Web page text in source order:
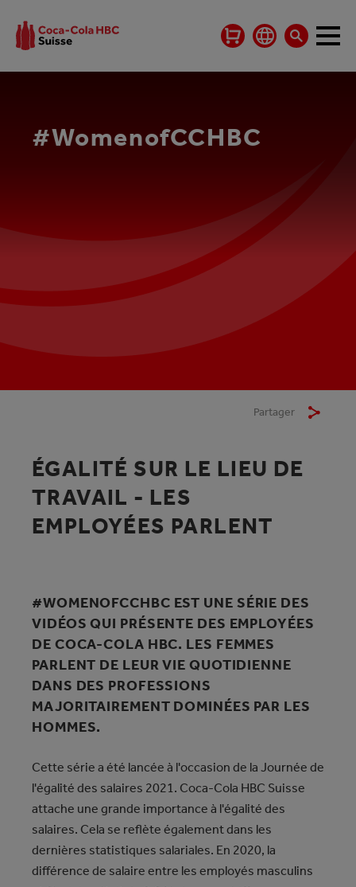
#WomenofCCHBC
Partager
ÉGALITÉ SUR LE LIEU DE
TRAVAIL - LES
EMPLOYÉES PARLENT
#WOMENOFCCHBC EST UNE SÉRIE DES
VIDÉOS QUI PRÉSENTE DES EMPLOYÉES
DE COCA-COLA HBC. LES FEMMES
PARLENT DE LEUR VIE QUOTIDIENNE
DANS DES PROFESSIONS
MAJORITAIREMENT DOMINÉES PAR LES
HOMMES.
Cette série a été lancée à l'occasion de la Journée de
l'égalité des salaires 2021. Coca-Cola HBC Suisse
attache une grande importance à l'égalité des
salaires. Cela se reflète également dans les
dernières statistiques salariales. En 2020, la
différence de salaire entre les employés masculins